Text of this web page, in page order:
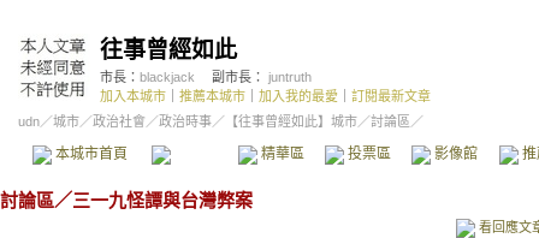
往事曾經如此
市長： blackjack 副市長： juntruth
加入本城市
推薦本城市 加入我的最愛
訂閱最新文章
udn／城市／政治社會 ／政治時事／ 【往事曾經如此】城市／討論區／
本城市首頁 精華區 投票區 影像館
討論區／三一九怪譚與台灣弊案
看回應文